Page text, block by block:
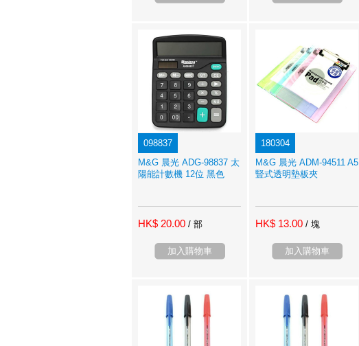
098837
M&G 晨光 ADG-98837 太
陽能計數機 12位 黑色
HK$ 20.00 / 部
加入購物車
180304
M&G 晨光 ADM-94511 A5
豎式透明墊板夾
HK$ 13.00 / 塊
加入購物車